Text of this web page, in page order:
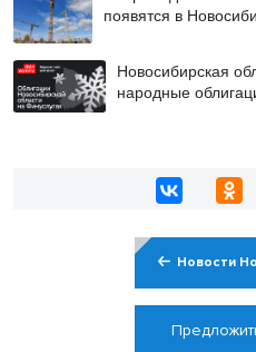
появятся в
Новосибирская
народные
Новости